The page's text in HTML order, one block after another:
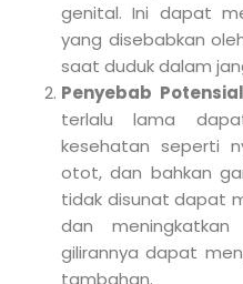
genital. Ini dapat
yang disebabkan
saat duduk dalam
Penyebab
terlalu lama
kesehatan seperti
otot, dan bahkan
tidak disunat dapat
dan
gilirannya dapat
tambahan.